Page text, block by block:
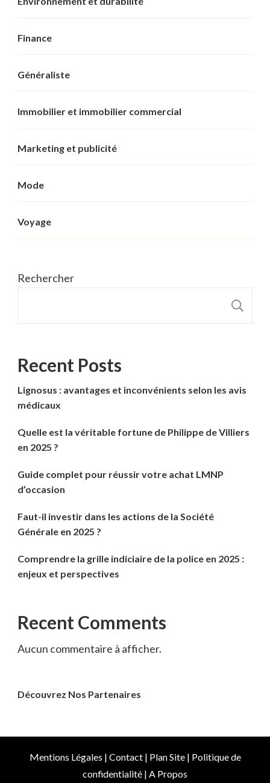
Finance
Généraliste
Immobilier et immobilier commercial
Marketing et publicité
Mode
Voyage
Rechercher
Recent Posts
Lignosus : avantages et inconvénients selon les avis
médicaux
Quelle est la véritable fortune de Philippe de Villiers
en 2025 ?
Guide complet pour réussir votre achat LMNP
d’occasion
Faut-il investir dans les actions de la Société
Générale en 2025 ?
Comprendre la grille indiciaire de la police en 2025 :
enjeux et perspectives
Recent Comments
Aucun commentaire à afficher.
Découvrez Nos Partenaires
Mentions Légales | Contact| Plan Site| Politique de
confidentialité | A Propos